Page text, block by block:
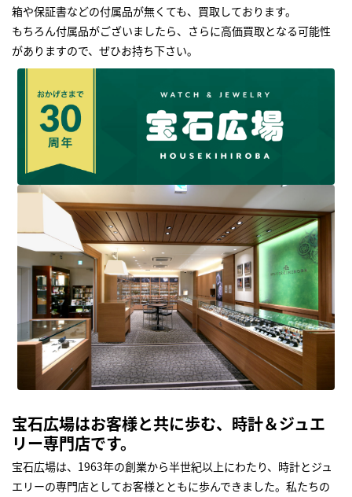
箱や保証書などの付属品が無くても、買取しております。
もちろん付属品がございましたら、さらに高価買取となる可能性
がありますので、ぜひお持ち下さい｡
宝石広場はお客様と共に歩む、時計＆ジュエ
リー専門店です。
宝石広場は、1963年の創業から半世紀以上にわたり、時計とジュ
エリーの専門店としてお客様とともに歩んできました。私たちの